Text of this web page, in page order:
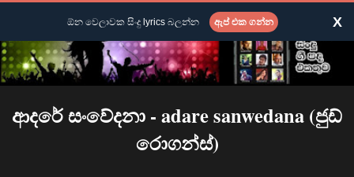
ආදරේ සංවේදනා - adare sanwedana (ජුඩ්
රොගන්ස්)
ඕන වෙලාවක සිංදු lyrics බලන්න ඇප් එක ගන්න X